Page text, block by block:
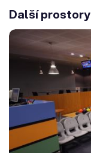
Další prostory